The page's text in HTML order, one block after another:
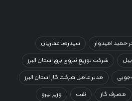
حمید امیدوار
سیدرضا غفاریان
شرکت توزیع نیروی برق استان البرز
مدیر عامل شرکت گاز استان البرز
مصرف گاز نفت
وزیر نیرو